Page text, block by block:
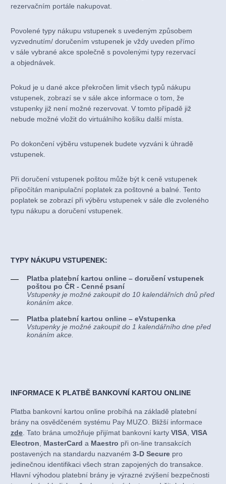
rezervačním portále nakupovat.
Povolené typy nákupu vstupenek s uvedeným způsobem
vyzvednutím/ doručením vstupenek je vždy uveden přímo
v sále vybrané akce společně s povolenými typy rezervací
a objednávek.
Pokud je u dané akce překročen limit všech typů nákupu
vstupenek, zobrazí se v sále akce informace o tom, že
vstupenky již není možné rezervovat. V tomto případě již
nebude možné vložit do virtuálního košíku další místa.
Po dokončení výběru vstupenek budete vyzváni k úhradě
vstupenek.
Při doručení vstupenek poštou může být k ceně vstupenek
připočítán manipulační poplatek za poštovné a balné. Tento
poplatek se zobrazí při výběru vstupenek v sále dle zvoleného
typu nákupu a doručení vstupenek.
TYPY NÁKUPU VSTUPENEK:
Platba platební kartou online – doručení vstupenek
poštou po ČR - Cenné psaní
Vstupenky je možné zakoupit do 10 kalendářních dnů před
konáním akce.
Platba platební kartou online – eVstupenka
Vstupenky je možné zakoupit do 1 kalendářního dne před
konáním akce.
INFORMACE K PLATBĚ BANKOVNÍ KARTOU ONLINE
Platba bankovní kartou online probíhá na základě platební
brány na osvědčeném systému Pay MUZO. Bližší informace
zde. Tato brána umožňuje přijímat bankovní karty VISA, VISA
Electron, MasterCard a Maestro při on-line transakcích
postavených na standardu nazvaném 3-D Secure pro
jedinečnou identifikaci všech stran zapojených do transakce.
Hlavní výhodou platební brány je výrazné zvýšení bezpečnosti